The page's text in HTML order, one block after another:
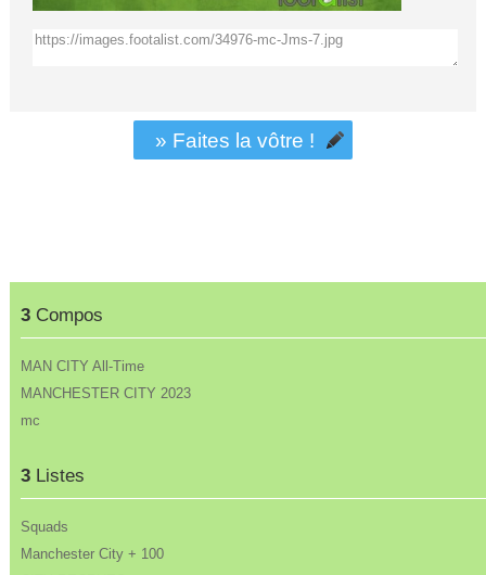
3Compos
MAN CITY All-Time
MANCHESTER CITY 2023
mc
3Listes
Squads
Manchester City + 100
» Faites la vôtre !